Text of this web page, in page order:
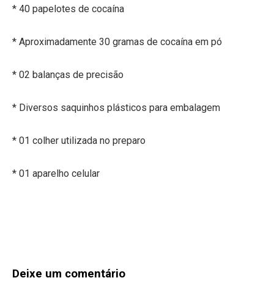
* 40 papelotes de cocaína
* Aproximadamente 30 gramas de cocaína em pó
* 02 balanças de precisão
* Diversos saquinhos plásticos para embalagem
* 01 colher utilizada no preparo
* 01 aparelho celular
Deixe um comentário